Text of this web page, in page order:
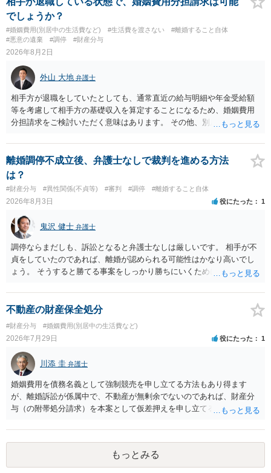
場合がありますので、ご注意ください。 以上、ご参考まで。
でしょうか？
#婚姻費用(別居中の生活費など) #生活費を渡さない
#離婚すること自体
#悪意の遺棄
#調停 #財産分与
2026年8月2日
外山 大地 弁護士
相手方が退職をしていたとしても、通常直近の給与明細や年金受給額
等を考慮して相手方の基礎収入を算定することになるため、婚姻費用
分担請求をご検討いただく意味はあります。 その他、別居の経緯、質
て、ご検討いただくのが良いかと思います。
離婚調停不成立後、弁護士なしで裁判を進める方法
は？
#財産分与 #異性関係(不貞等) #審判 #調停 #離婚すること自体
2026年8月3日 役にたった 1
鬼沢 健士 弁護士
調停ならまだしも、訴訟となると弁護士なしは厳しいです。 相手が不
貞をしていたのであれば、離婚が認められる可能性はかなり高いでし
ょう。 そうすると勝てる事案をしっかり勝ちにいくためにも弁護士委
不動産の財産保全処分
#財産分与 #婚姻費用(別居中の生活費など)
2026年7月29日 役にたった 1
川添 圭 弁護士
婚姻費用を債務名義として強制競売を申し立てる方法もあり得ます
が、離婚訴訟が係属中で、不動産が無剰余でないのであれば、財産分
与（の附帯処分請求）を本案として仮差押えを申し立てる（法的には
えられます。弁護士へ依頼しているのであれば、担当弁護士とよく相
談してください。
もっとみる